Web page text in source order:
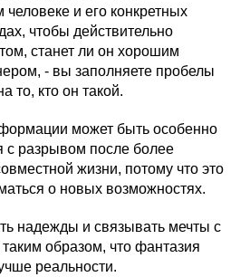
и его конкретных
чтобы действительно
станет ли он хорошим
- вы заполняете пробелы
то, кто он такой.
может быть особенно
с разрывом после более
жизни, потому что это
о новых возможностях.
надежды и связывать мечты с
образом, что фантазия
реальности.